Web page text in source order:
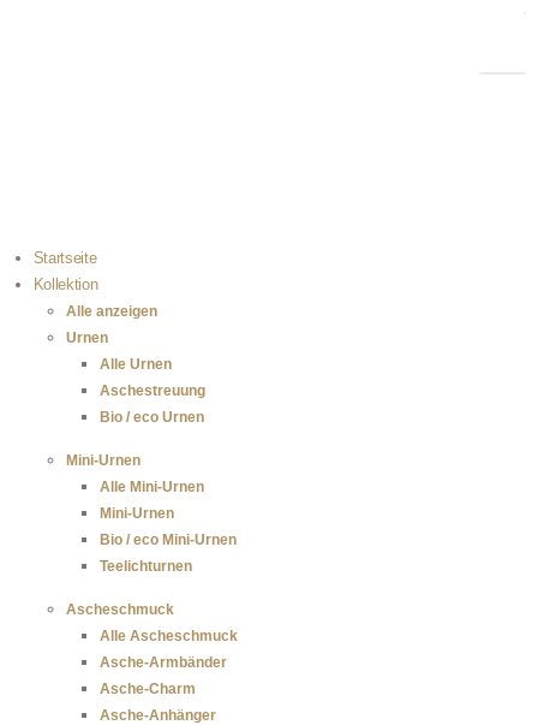
Startseite
Kollektion
Alle anzeigen
Urnen
Alle Urnen
Aschestreuung
Bio / eco Urnen
Mini-Urnen
Alle Mini-Urnen
Mini-Urnen
Bio / eco Mini-Urnen
Teelichturnen
Ascheschmuck
Alle Ascheschmuck
Asche-Armbänder
Asche-Charm
Asche-Anhänger